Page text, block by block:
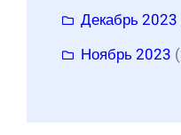
Декабрь 2023
Ноябрь 2023